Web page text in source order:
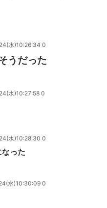
水)10:26:34 0
うだった
水)10:27:58 0
水)10:28:30 0
った
水)10:30:09 0